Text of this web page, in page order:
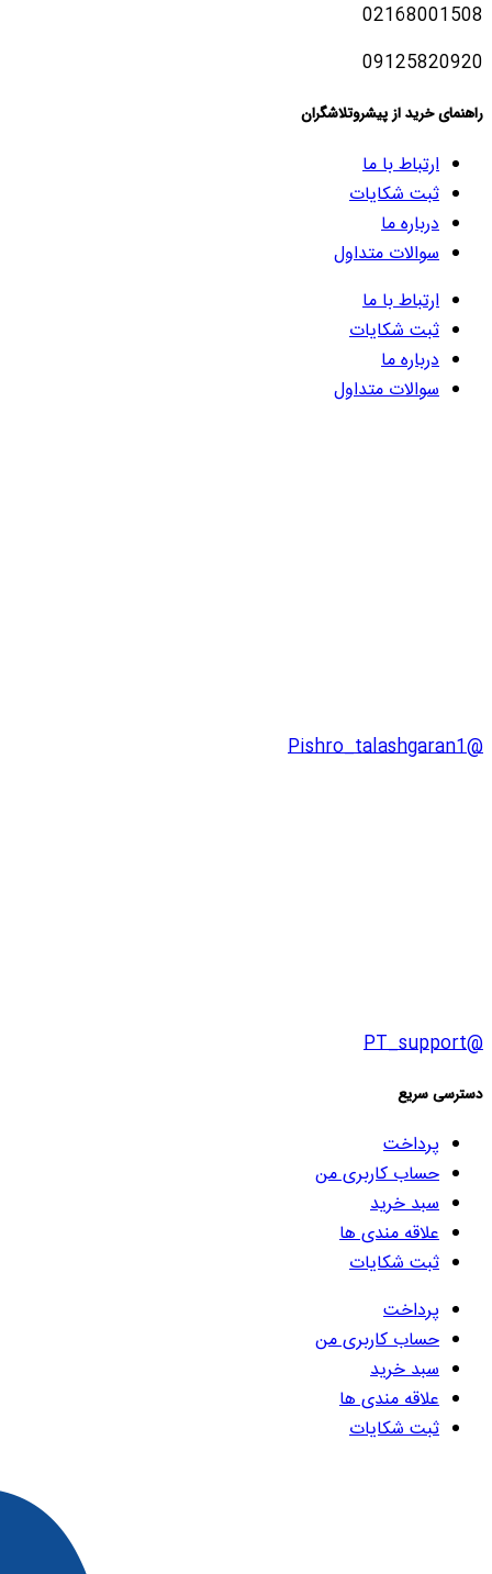
02168001508
09125820920
راهنمای خرید از پیشروتلاشگران
ارتباط با ما
ثبت شکایات
درباره ما
سوالات متداول
ارتباط با ما
ثبت شکایات
درباره ما
سوالات متداول
@Pishro_talashgaran1
@PT_support
دسترسی سریع
پرداخت
حساب کاربری من
سبد خرید
علاقه مندی ها
ثبت شکایات
پرداخت
حساب کاربری من
سبد خرید
علاقه مندی ها
ثبت شکایات